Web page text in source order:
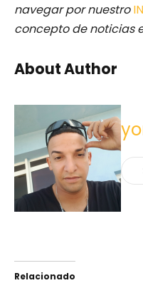
navegar por nuestro
concepto de noticias
About Author
Relacionado